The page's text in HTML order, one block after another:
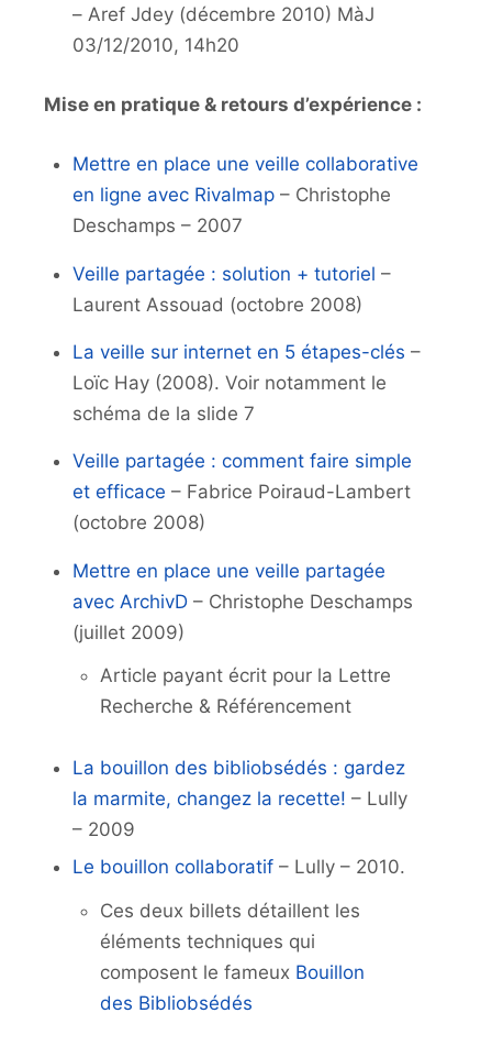
– Aref Jdey (décembre 2010) MàJ
03/12/2010, 14h20
Mise en pratique & retours d’expérience :
Mettre en place une veille collaborative
en ligne avec Rivalmap– Christophe
Deschamps – 2007
Veille partagée : solution + tutoriel –
Laurent Assouad (octobre 2008)
La veille sur internet en 5 étapes-clés –
Loïc Hay (2008). Voir notamment le
schéma de la slide 7
Veille partagée : comment faire simple
et efficace – Fabrice Poiraud-Lambert
(octobre 2008)
Mettre en place une veille partagée
avec ArchivD– Christophe Deschamps
(juillet 2009)
Article payant écrit pour la Lettre
Recherche & Référencement
La bouillon des bibliobsédés : gardez
la marmite, changez la recette! – Lully
– 2009
Le bouillon collaboratif– Lully – 2010.
Ces deux billets détaillent les
éléments techniques qui
composent le fameux Bouillon
des Bibliobsédés